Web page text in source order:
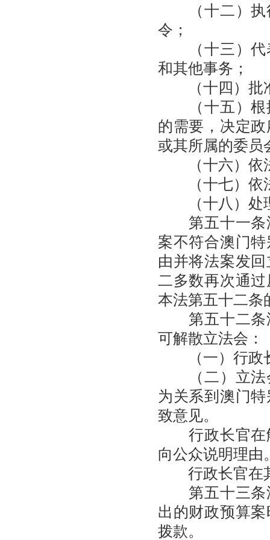
（十二）执行
令；
（十三）代表
和其他事务；
（十四）批准
（十五）根据
的需要，决定
或其所属的委员
（十六）依法
（十七）依法
（十八）处
第五十一条澳
案不符合澳门
由并将法案发
二多数再次通
本法第五十二条
第五十二条澳
可解散立法会：
（一）行政长
（二）立法会
为关系到澳门
致意见。
行政长官在解
向公众说明理由
行政长官在其
第五十三条澳
出的财政预算
拨款。